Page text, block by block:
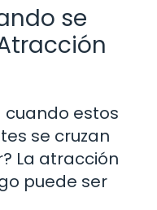
se
cuando estos
se cruzan
La atracción
puede ser